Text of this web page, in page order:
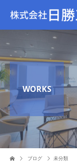
WORKS
ブログ 未分類